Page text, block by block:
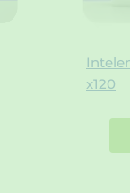
x120